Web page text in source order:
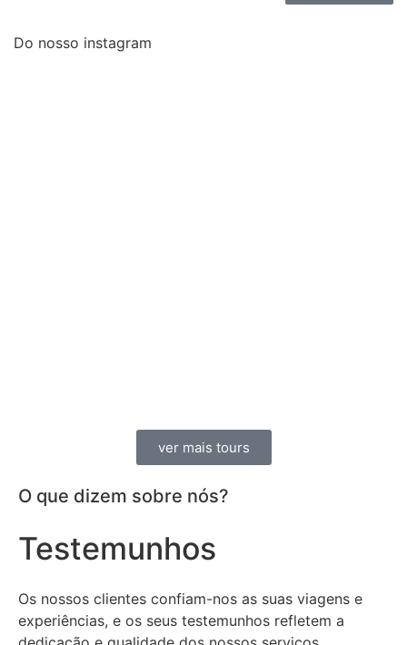
Do nosso instagram
ver mais tours
O que dizem sobre nós?
Testemunhos
Os nossos clientes confiam-nos as suas viagens e
experiências, e os seus testemunhos refletem a